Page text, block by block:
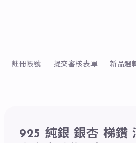
註冊帳號 提交審核表單 新品選
925 純銀 銀杏 梯鑽